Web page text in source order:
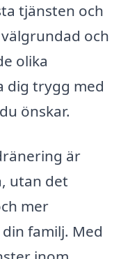
tjänsten och
och
olika
dig trygg med
önskar.
är
utan det
mer
familj. Med